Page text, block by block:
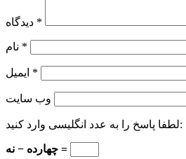
*
*
*
وب‌ سایت
لطفا پاسخ را به عدد انگلیسی وارد کنید:
چهارده − نه =